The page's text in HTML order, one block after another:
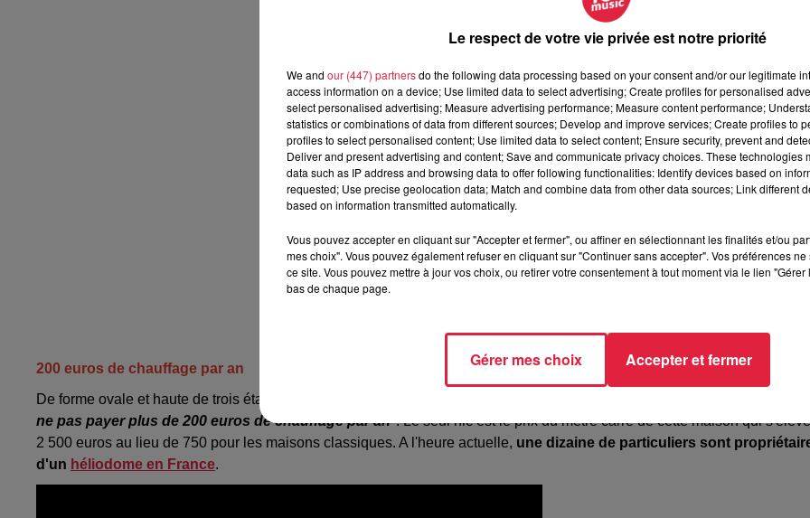
200 euros de chauffage par an
De forme ovale et haute de trois étages, cette maison solaire permet de réduire les factures d'énergie. Eric Wasser "
ne pas payer plus de 200 euros de chauffage par an". Le seul hic est le prix du mètre carré de cette maison qui
2 500 euros au lieu de 750 pour les maisons classiques. A l'heure actuelle, une dizaine de particuliers sont
d'un héliodome en France.
Le respect de votre vie privée est notre priorité
We and our (447) partnersdo the following data processing based on your consent and/or our legitimate
access information on a device; Use limited data to select advertising; Create profiles for personalised
select personalised advertising; Measure advertising performance; Measure content performance;
statistics or combinations of data from different sources; Develop and improve services; Create profiles to
profiles to select personalised content; Use limited data to select content; Ensure security, prevent and
Deliver and present advertising and content; Save and communicate privacy choices. These technologies
data such as IP address and browsing data to offer following functionalities: Identify devices based on
requested; Use precise geolocation data; Match and combine data from other data sources; Link different
based on information transmitted automatically.
Vous pouvez accepter en cliquant sur "Accepter et fermer", ou affiner en sélectionnant les finalités et/ou
mes choix". Vous pouvez également refuser en cliquant sur "Continuer sans accepter". Vos préférences
ce site. Vous pouvez mettre à jour vos choix, ou retirer votre consentement à tout moment via le lien
bas de chaque page.
Gérer mes choix Accepter et fermer